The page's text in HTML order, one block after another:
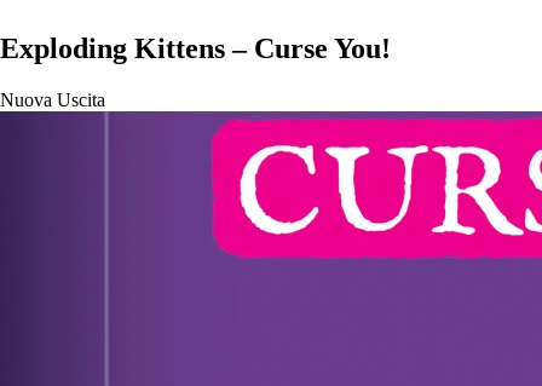
Exploding Kittens – Curse You!
Nuova Uscita